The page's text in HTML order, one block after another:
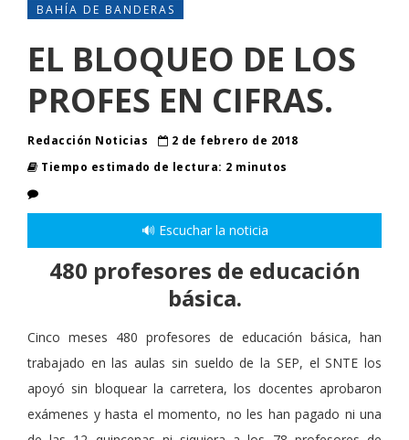
BAHÍA DE BANDERAS
EL BLOQUEO DE LOS
PROFES EN CIFRAS.
Redacción Noticias
2 de febrero de 2018
Tiempo estimado de lectura: 2 minutos
🔊 Escuchar la noticia
480 profesores de educación
básica.
Cinco meses 480 profesores de educación básica, han
trabajado en las aulas sin sueldo de la SEP, el SNTE los
apoyó sin bloquear la carretera, los docentes aprobaron
exámenes y hasta el momento, no les han pagado ni una